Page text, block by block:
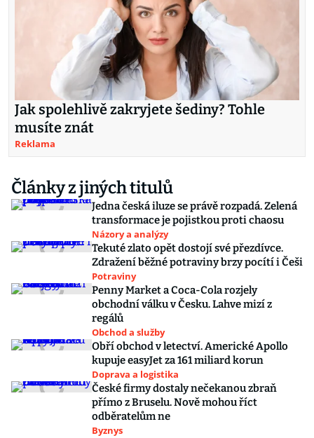
Jak spolehlivě zakryjete šediny? Tohle
musíte znát
Reklama
Články z jiných titulů
Jedna česká iluze se právě rozpadá. Zelená
transformace je pojistkou proti chaosu
Názory a analýzy
Tekuté zlato opět dostojí své přezdívce.
Zdražení běžné potraviny brzy pocítí i Češi
Potraviny
Penny Market a Coca-Cola rozjely
obchodní válku v Česku. Lahve mizí z
regálů
Obchod a služby
Obří obchod v letectví. Americké Apollo
kupuje easyJet za 161 miliard korun
Doprava a logistika
České firmy dostaly nečekanou zbraň
přímo z Bruselu. Nově mohou říct
odběratelům ne
Byznys